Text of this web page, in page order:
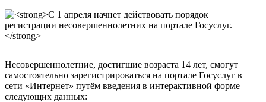
Несовершеннолетние, достигшие возраста 14 лет, смогут
самостоятельно зарегистрироваться на портале Госуслуг в
сети «Интернет» путём введения в интерактивной форме
следующих данных: